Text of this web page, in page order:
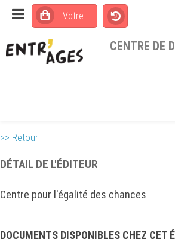
CENTRE DE
>> Retour
DÉTAIL DE L'ÉDITEUR
Centre pour l'égalité des chances
DOCUMENTS DISPONIBLES CHEZ CET